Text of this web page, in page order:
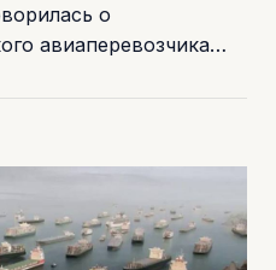
о
авиаперевозчика…